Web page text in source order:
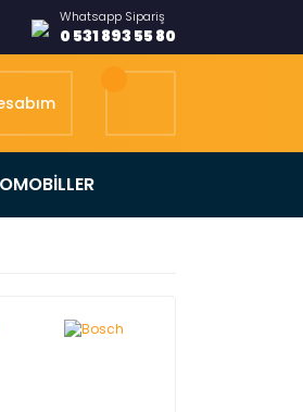
Whatsapp Sipariş
0 531 893 55 80